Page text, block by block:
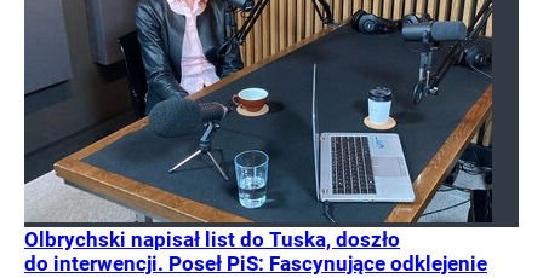
Olbrychski napisał list do Tuska, doszło
do interwencji. Poseł PiS: Fascynujące odklejenie